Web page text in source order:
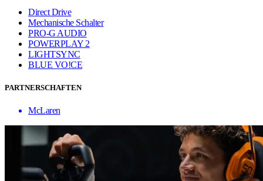
Direct Drive
Mechanische Schalter
PRO-G AUDIO
POWERPLAY 2
LIGHTSYNC
BLUE VO!CE
PARTNERSCHAFTEN
McLaren